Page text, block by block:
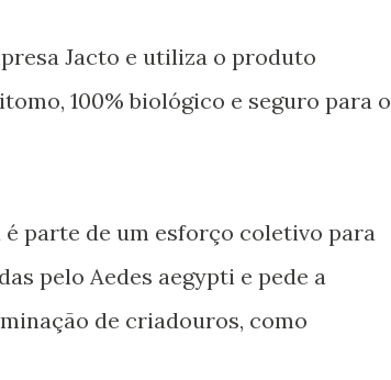
Jacto e utiliza o produto
100% biológico e seguro para o
parte de um esforço coletivo para
pelo Aedes aegypti e pede a
de criadouros, como